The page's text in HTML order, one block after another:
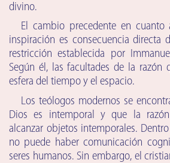
divino.
El cambio precedente en
inspiración es consecuencia directa
restricción establecida por
Según él, las facultades de la razón
esfera del tiempo y el espacio.
Los teólogos modernos se
Dios es intemporal y que la
alcanzar objetos intemporales.
no puede haber comunicación
seres humanos. Sin embargo, el